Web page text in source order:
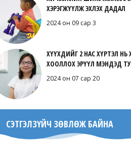
ХЭРЭГЖҮҮЛЖ ЭХЛЭХ ДАДАЛ
2024 он 09 сар 3
ХҮҮХДИЙГ 2 НАС ХҮРТЭЛ НЬ
ХООЛЛОХ ЭРҮҮЛ МЭНДЭД
2024 он 07 сар 20
СЭТГЭЛЗҮЙЧ ЗӨВЛӨЖ БАЙНА